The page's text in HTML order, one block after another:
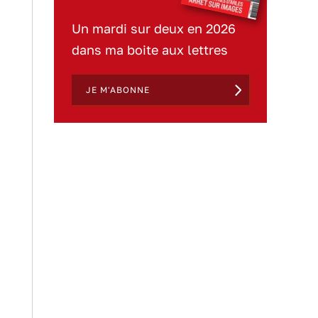
Un mardi sur deux en 2026
dans ma boite aux lettres
JE M'ABONNE